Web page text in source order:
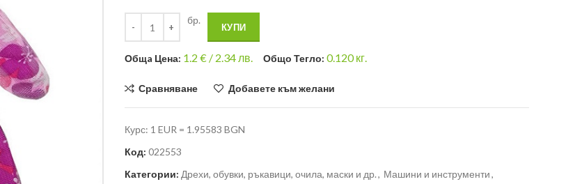
бр.
КУПИ
Общa Цена: 1.2 € / 2.34 лв. Общо Тегло: 0.120кг.
Сравняване Добавете към желани
Курс: 1 EUR = 1.95583 BGN
Код: 022553
Категории: Дрехи, обувки, ръкавици, очила, маски и др., Машини и инструменти,